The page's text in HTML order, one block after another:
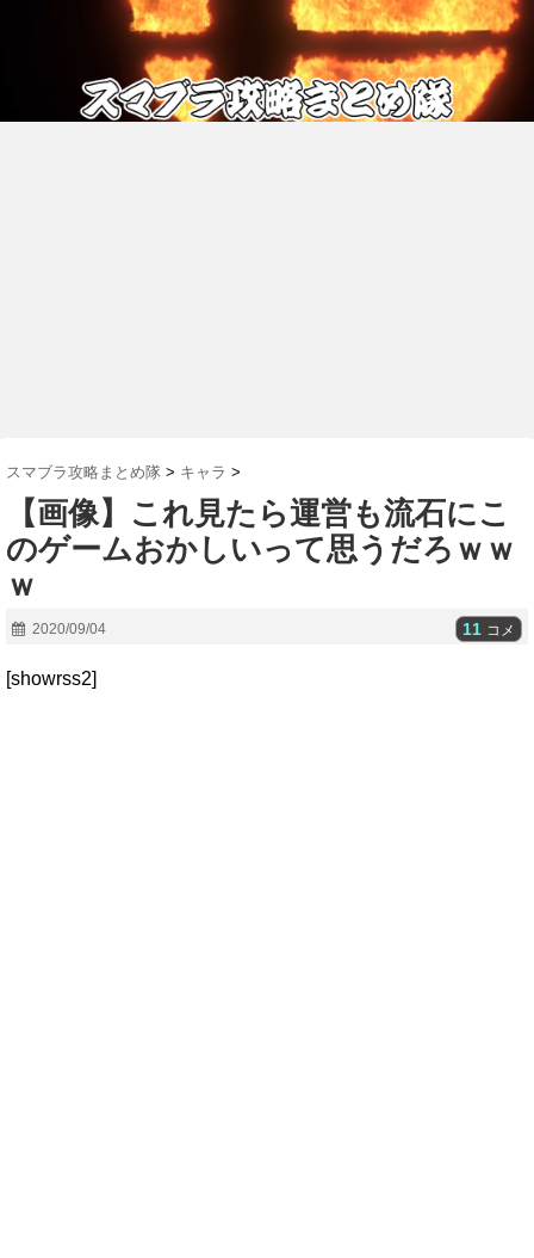
スマブラ攻略まとめ隊 > キャラ >
【画像】これ見たら運営も流石にこ
のゲームおかしいって思うだろｗｗ
ｗ
2020/09/04 11 コメ
[showrss2]